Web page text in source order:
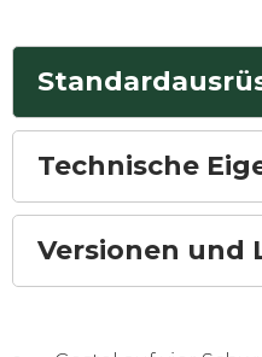
Technische
Versionen und